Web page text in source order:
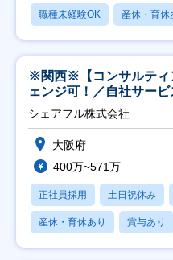
職種未経験OK 産休・育休
※関西※【コンサルティ
ェンジ可！／自社サー
シェアフル株式会社
大阪府
400万~571万
正社員採用 土日祝休み
産休・育休あり 賞与あり